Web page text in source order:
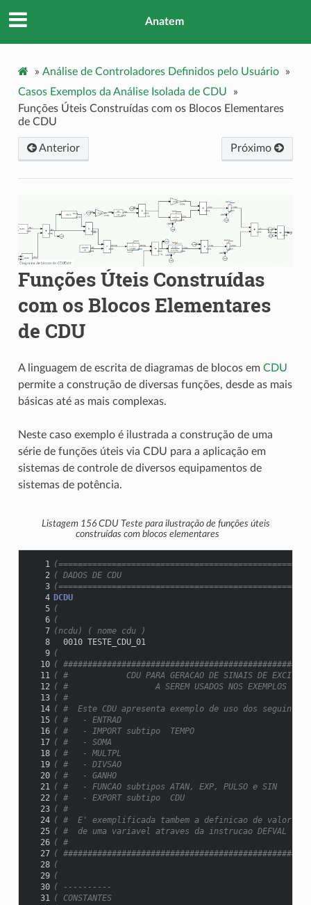
Anatem
» Análise de Controladores Definidos pelo Usuário
»
Casos Exemplos da Análise Isolada de CDU
»
Funções Úteis Construídas com os Blocos Elementares
de CDU
Próximo
Anterior
Funções Úteis Construídas
com os Blocos Elementares
de CDU
A linguagem de escrita de diagramas de blocos em CDU
permite a construção de diversas funções, desde as mais
básicas até as mais complexas.
Neste caso exemplo é ilustrada a construção de uma
série de funções úteis via CDU para a aplicação em
sistemas de controle de diversos equipamentos de
sistemas de potência.
Listagem 156 CDU Teste para ilustração de funções úteis
construídas com blocos elementares
   1
   2
( DADOS DE CDU
   3
   4
DCDU
   5
(
   6
(
   7
(ncdu) ( nome cdu )
   8
  0010 TESTE_CDU_01
   9
(
  10
(
  11
( #            CDU PARA GERACAO DE SINAIS DE
  12
( #                  A SEREM USADOS NOS
  13
( #
  14
( #  Este CDU apresenta exemplo de uso dos
  15
( #   - ENTRAD
  16
( #   - IMPORT subtipo  TEMPO
  17
( #   - SOMA
  18
( #   - MULTPL
  19
( #   - DIVSAO
  20
( #   - GANHO
  21
( #   - FUNCAO subtipos ATAN, EXP, PULSO e
  22
( #   - EXPORT subtipo  CDU
  23
( #
  24
( #  E' exemplificada tambem a definicao de valor
  25
( #  de uma variavel atraves da instrucao DEFVAL
  26
( #
  27
(
  28
(
  29
(
  30
( ----------
  31
( CONSTANTES